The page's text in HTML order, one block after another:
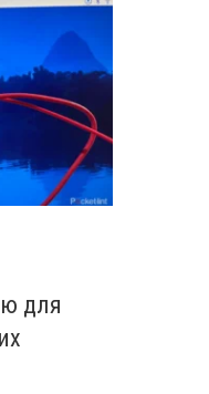
для